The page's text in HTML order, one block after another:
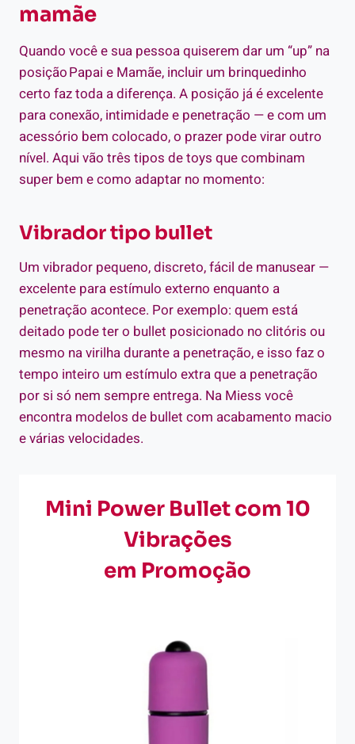
mamãe
Quando você e sua pessoa quiserem dar um “up” na
posição Papai e Mamãe, incluir um brinquedinho
certo faz toda a diferença. A posição já é excelente
para conexão, intimidade e penetração — e com um
acessório bem colocado, o prazer pode virar outro
nível. Aqui vão três tipos de toys que combinam
super bem e como adaptar no momento:
Vibrador tipo bullet
Um vibrador pequeno, discreto, fácil de manusear —
excelente para estímulo externo enquanto a
penetração acontece. Por exemplo: quem está
deitado pode ter o bullet posicionado no clitóris ou
mesmo na virilha durante a penetração, e isso faz o
tempo inteiro um estímulo extra que a penetração
por si só nem sempre entrega. Na Miess você
encontra modelos de bullet com acabamento macio
e várias velocidades.
Mini Power Bullet com 10
Vibrações
em Promoção